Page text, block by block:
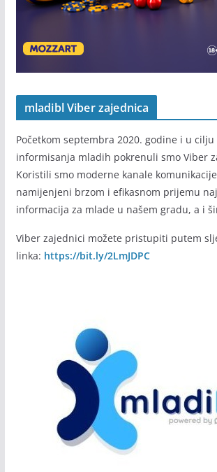
mladibl Viber zajednica
Početkom septembra 2020. godine i u cilju
Koristili smo moderne kanale
namijenjeni brzom i efikasnom prijemu
https://bit.ly/2LmJDPC